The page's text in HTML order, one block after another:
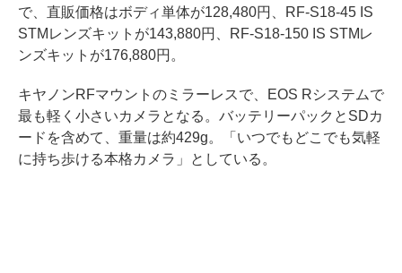
で、直販価格はボディ単体が128,480円、RF-S18-45 IS
STMレンズキットが143,880円、RF-S18-150 IS STMレ
ンズキットが176,880円。
キヤノンRFマウントのミラーレスで、EOS Rシステムで
最も軽く小さいカメラとなる。バッテリーパックとSDカ
ードを含めて、重量は約429g。「いつでもどこでも気軽
に持ち歩ける本格カメラ」としている。